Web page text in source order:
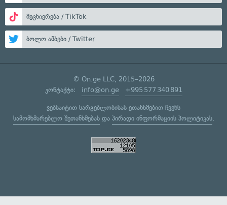
მეცნიერება / TikTok
ბოლო ამბები / Twitter
© On.ge LLC, 2015–2026
კონტაქტი: info@on.ge +995 577 340 891
ვებსაიტით სარგებლობისას ეთანხმებით ჩვენს
სამომხმარებლო შეთანხმებასდა პირადი ინფორმაციის პოლიტიკას.